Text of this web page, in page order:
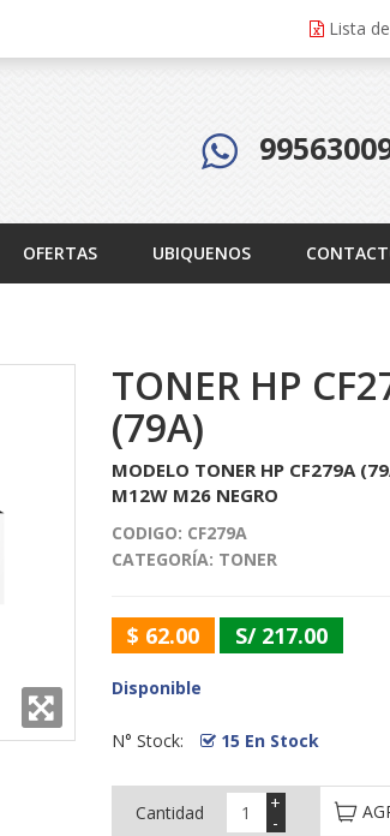
Lista
OFERTAS UBIQUENOS
TONER HP
(79A)
MODELO TONER HP CF279A
M12W M26 NEGRO
CODIGO: CF279A
CATEGORÍA: TONER
$ 62.00 S/ 217.00
Disponible
N° Stock: 15 En Stock
Cantidad -
+